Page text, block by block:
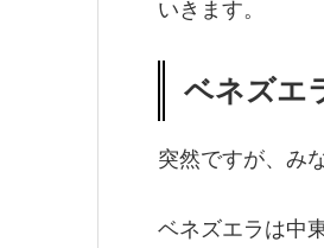
いきます。
ベネズエ
突然ですが、み
ベネズエラは中